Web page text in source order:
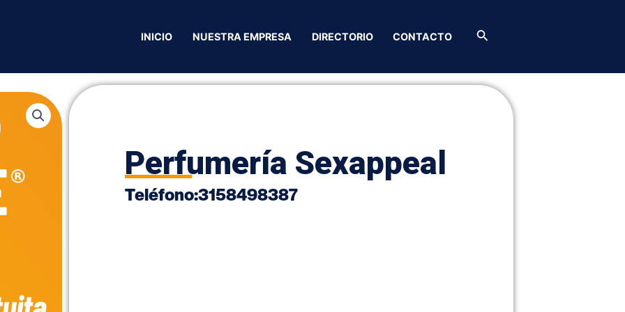
INICIO NUESTRA EMPRESA DIRECTORIO CONTACTO Buscar
Perfumería Sexappeal
Teléfono:3158498387